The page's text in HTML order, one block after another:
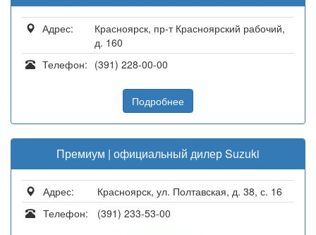
Адрес:
Красноярск, пр-т Красноярский рабочий,
д. 160
Телефон: (391) 228-00-00
Подробнее
Премиум | официальный дилер Suzuki
Адрес:
Красноярск, ул. Полтавская, д. 38, с. 16
Телефон:
(391) 233-53-00